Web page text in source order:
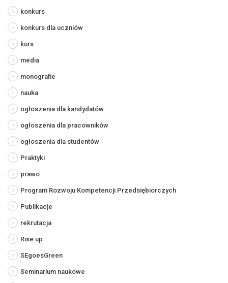
konkurs
konkurs dla uczniów
kurs
media
monografie
nauka
ogłoszenia dla kandydatów
ogłoszenia dla pracowników
ogłoszenia dla studentów
Praktyki
prawo
Program Rozwoju Kompetencji Przedsiębiorczych
Publikacje
rekrutacja
Rise up
SEgoesGreen
Seminarium naukowe